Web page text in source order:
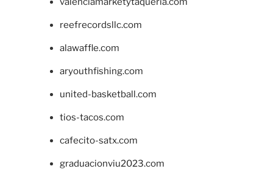
reefrecordsllc.com
alawaffle.com
aryouthfishing.com
united-basketball.com
tios-tacos.com
cafecito-satx.com
graduacionviu2023.com